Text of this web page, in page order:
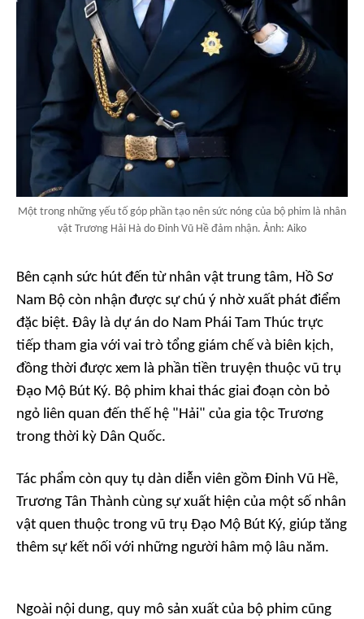
Một trong những yếu tố góp phần tạo nên sức nóng của bộ phim là nhân
vật Trương Hải Hà do Đinh Vũ Hề đảm nhận. Ảnh: Aiko
Bên cạnh sức hút đến từ nhân vật trung tâm, Hồ Sơ
Nam Bộ còn nhận được sự chú ý nhờ xuất phát điểm
đặc biệt. Đây là dự án do Nam Phái Tam Thúc trực
tiếp tham gia với vai trò tổng giám chế và biên kịch,
đồng thời được xem là phần tiền truyện thuộc vũ trụ
Đạo Mộ Bút Ký. Bộ phim khai thác giai đoạn còn bỏ
ngỏ liên quan đến thế hệ "Hải" của gia tộc Trương
trong thời kỳ Dân Quốc.
Tác phẩm còn quy tụ dàn diễn viên gồm Đinh Vũ Hề,
Trương Tân Thành cùng sự xuất hiện của một số nhân
vật quen thuộc trong vũ trụ Đạo Mộ Bút Ký, giúp tăng
thêm sự kết nối với những người hâm mộ lâu năm.
Ngoài nội dung, quy mô sản xuất của bộ phim cũng